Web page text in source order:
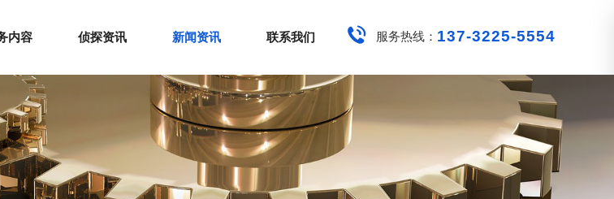
服务热线： 137-3225-5554
内容 侦探资讯 新闻资讯 联系我们